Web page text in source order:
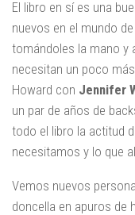
El libro en sí es una
nuevos en el mundo
tomándoles la mano y
necesitan un poco
Howard con Jennifer
un par de años de
todo el libro la actitud
necesitamos y lo que
Vemos nuevos
doncella en apuros de